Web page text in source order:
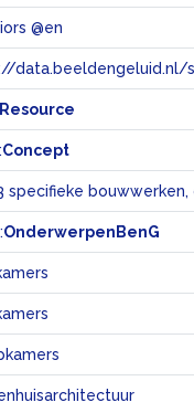
@en
Resource
Concept
OnderwerpenBenG